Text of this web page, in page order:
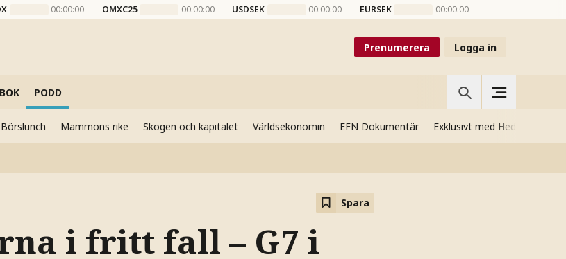
00:00:00 OMXC25 00:00:00 USDSEK 00:00:00 EURSEK 00:00:00
Prenumerera Logga in
BOK PODD
Börslunch Mammons rike Skogen och kapitalet Världsekonomin EFN Dokumentär Exklusivt med Hedenmo
Spara
i fritt fall – G7 i